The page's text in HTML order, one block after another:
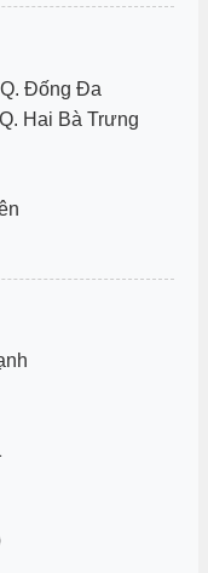
Đống Đa
Hai Bà Trưng